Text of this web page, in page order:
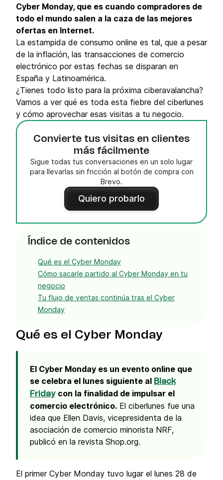
Cyber Monday, que es cuando compradores de
todo el mundo salen a la caza de las mejores
ofertas en Internet.
La estampida de consumo online es tal, que a pesar
de la inflación, las transacciones de comercio
electrónico por estas fechas se disparan en
España y Latinoamérica.
¿Tienes todo listo para la próxima ciberavalancha?
Vamos a ver qué es toda esta fiebre del ciberlunes
y cómo aprovechar esas visitas a tu negocio.
Convierte tus visitas en clientes
más fácilmente
Sigue todas tus conversaciones en un solo lugar
para llevarlas sin fricción al botón de compra con
Brevo.
Quiero probarlo
Índice de contenidos
Qué es el Cyber Monday
Cómo sacarle partido al Cyber Monday en tu
negocio
Tu flujo de ventas continúa tras el Cyber
Monday
Qué es el Cyber Monday
El Cyber Monday es un evento online que
se celebra el lunes siguiente al Black
Friday con la finalidad de impulsar el
comercio electrónico. El ciberlunes fue una
idea que Ellen Davis, vicepresidenta de la
asociación de comercio minorista NRF,
publicó en la revista Shop.org.
El primer Cyber Monday tuvo lugar el lunes 28 de